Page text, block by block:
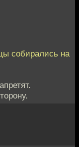
собирались на